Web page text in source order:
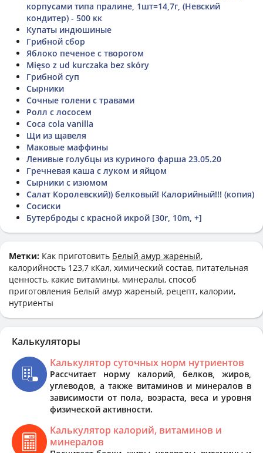
корпусами типа пралине, 1шт=14,7г, (Невский
кондитер) - 500 кк
Купаты индюшиные
Грибной сбор
Яблоко печеное с творогом
Mięso z ud kurczaka bez skóry
Грибной суп
Сырники
Сочные голени с травами
Ролл с лососем
Coca cola vanilla
Щи из щавеля
Маковые маффины
Ленивые голубцы из куриного фарша 23.05.20
Гречневая каша с луком и яйцом
Сырники с изюмом
Салат Королевский)) белковый! Калорийный!!! (копия)
Сосиски
Бутерброды с красной икрой [30r, 10m, +]
Метки: Как приготовить Белый амур жареный,
калорийность 123,7 кКал, химический состав, питательная
ценность, какие витамины, минералы, способ
приготовления Белый амур жареный, рецепт, калории,
нутриенты
Калькуляторы
Калькулятор суточных норм нутриентов
Рассчитает норму калорий, белков, жиров,
углеводов, а также витаминов и минералов в
зависимости от пола, возраста, веса и уровня
физической активности.
Калькулятор калорий, витаминов и
минералов